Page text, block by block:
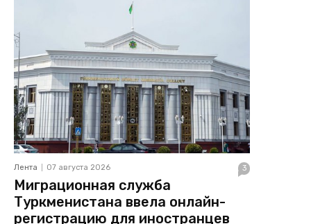
Лента 07 августа 2026 3
Миграционная служба
Туркменистана ввела онлайн-
регистрацию для иностранцев